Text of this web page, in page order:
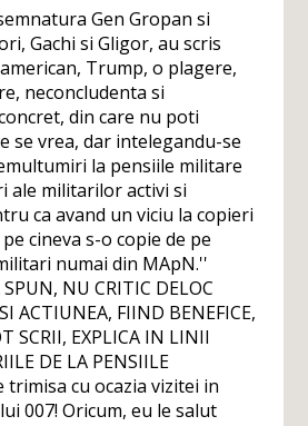
Gen Gropan si
Gachi si Gligor, au scris
Trump, o plagere,
neconcludenta si
din care nu poti
se vrea, dar intelegandu-se
la pensiile militare
ale militarilor activi si
ca avand un viciu la copieri
cineva s-o copie de pe
numai din MApN.''
SPUN, NU CRITIC DELOC
ACTIUNEA, FIIND BENEFICE,
SCRII, EXPLICA IN LINII
DE LA PENSIILE
trimisa cu ocazia vizitei in
007! Oricum, eu le salut